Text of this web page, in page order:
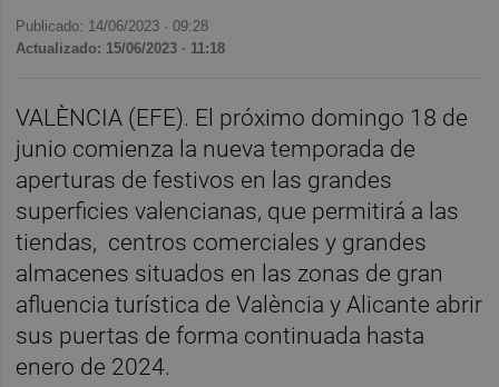
Publicado: 14/06/2023 ·09:28
Actualizado: 15/06/2023 · 11:18
VALÈNCIA (EFE). El próximo domingo 18 de
junio comienza la nueva temporada de
aperturas de festivos en las grandes
superficies valencianas, que permitirá a las
tiendas, centros comerciales y grandes
almacenes situados en las zonas de gran
afluencia turística de València y Alicante abrir
sus puertas de forma continuada hasta
enero de 2024.